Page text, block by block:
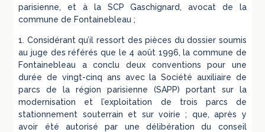
parisienne, et à la SCP Gaschignard, avocat de la
commune de Fontainebleau ;
1. Considérant qu’il ressort des pièces du dossier soumis
au juge des référés que le 4 août 1996, la commune de
Fontainebleau a conclu deux conventions pour une
durée de vingt-cinq ans avec la Société auxiliaire de
parcs de la région parisienne (SAPP) portant sur la
modernisation et l’exploitation de trois parcs de
stationnement souterrain et sur voirie ; que, après y
avoir été autorisé par une délibération du conseil